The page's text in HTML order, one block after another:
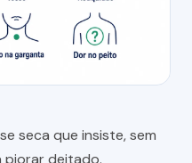
seca que insiste, sem